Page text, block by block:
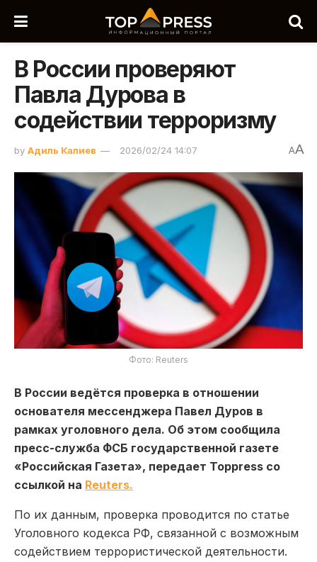
В России проверяют
Павла Дурова в
содействии терроризму
by Адиль Калиев 2026/02/24 14:07 AA
Фото: Reuters
В России ведётся проверка в отношении
основателя мессенджера Павел Дуров в
рамках уголовного дела. Об этом сообщила
пресс-служба ФСБ государственной газете
«Российская Газета», передает Toppress со
ссылкой на Reuters.
По их данным, проверка проводится по статье
Уголовного кодекса РФ, связанной с возможным
содействием террористической деятельности.